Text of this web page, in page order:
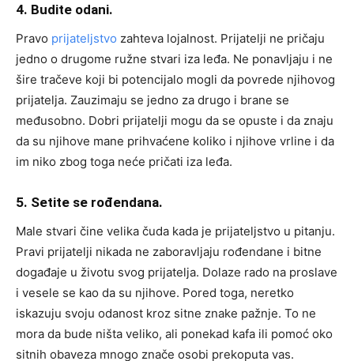
4. Budite odani.
Pravo prijateljstvo zahteva lojalnost. Prijatelji ne pričaju
jedno o drugome ružne stvari iza leđa. Ne ponavljaju i ne
šire tračeve koji bi potencijalo mogli da povrede njihovog
prijatelja. Zauzimaju se jedno za drugo i brane se
međusobno. Dobri prijatelji mogu da se opuste i da znaju
da su njihove mane prihvaćene koliko i njihove vrline i da
im niko zbog toga neće pričati iza leđa.
5. Setite se rođendana.
Male stvari čine velika čuda kada je prijateljstvo u pitanju.
Pravi prijatelji nikada ne zaboravljaju rođendane i bitne
događaje u životu svog prijatelja. Dolaze rado na proslave
i vesele se kao da su njihove. Pored toga, neretko
iskazuju svoju odanost kroz sitne znake pažnje. To ne
mora da bude ništa veliko, ali ponekad kafa ili pomoć oko
sitnih obaveza mnogo znače osobi prekoputa vas.